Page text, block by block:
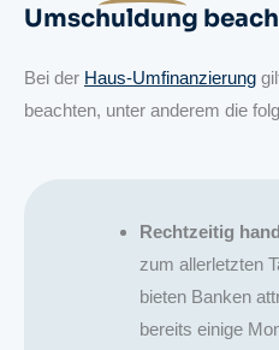
Umschuldung
Bei der Haus-Umfinanzierung
beachten, unter anderem die
Rechtzeitig
zum allerletzten
bieten Banken
bereits einige